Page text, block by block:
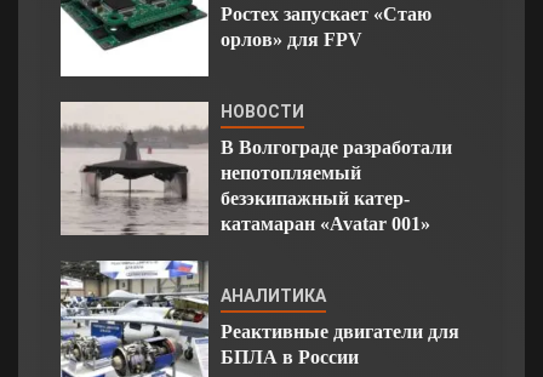
Ростех запускает «Стаю
орлов» для FPV
НОВОСТИ
В Волгограде разработали
непотопляемый
безэкипажный катер-
катамаран «Avatar 001»
АНАЛИТИКА
Реактивные двигатели для
БПЛА в России